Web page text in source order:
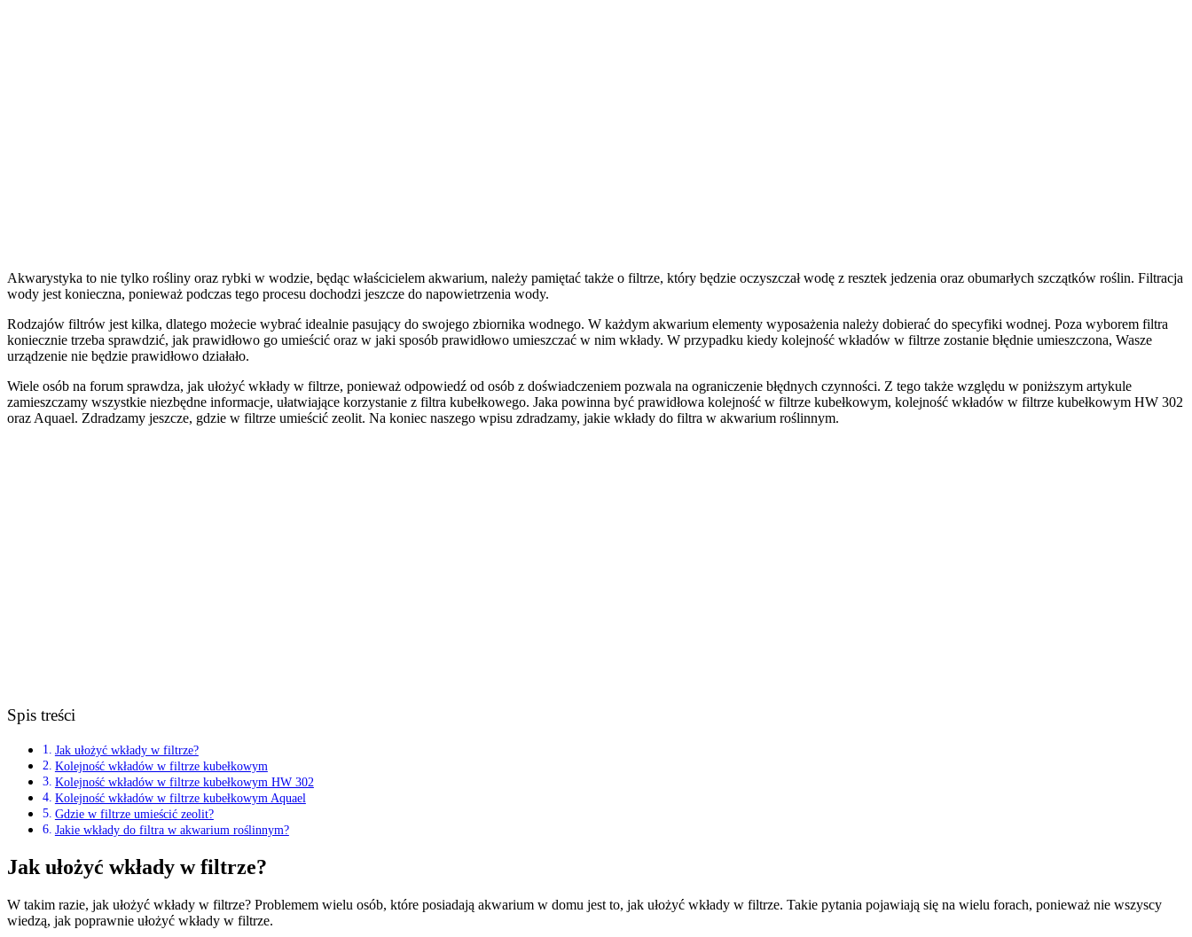
Akwarystyka to nie tylko rośliny oraz rybki w wodzie, będąc właścicielem akwarium, należy pamiętać także o filtrze, który będzie oczyszczał wodę z resztek jedzenia oraz obumarłych szczątków roślin. Filtracja
wody jest konieczna, ponieważ podczas tego procesu dochodzi jeszcze do napowietrzenia wody.
Rodzajów filtrów jest kilka, dlatego możecie wybrać idealnie pasujący do swojego zbiornika wodnego. W każdym akwarium elementy wyposażenia należy dobierać do specyfiki wodnej. Poza wyborem filtra
koniecznie trzeba sprawdzić, jak prawidłowo go umieścić oraz w jaki sposób prawidłowo umieszczać w nim wkłady. W przypadku kiedy kolejność wkładów w filtrze zostanie błędnie umieszczona, Wasze
urządzenie nie będzie prawidłowo działało.
Wiele osób na forum sprawdza, jak ułożyć wkłady w filtrze, ponieważ odpowiedź od osób z doświadczeniem pozwala na ograniczenie błędnych czynności. Z tego także względu w poniższym artykule
zamieszczamy wszystkie niezbędne informacje, ułatwiające korzystanie z filtra kubełkowego. Jaka powinna być prawidłowa kolejność w filtrze kubełkowym, kolejność wkładów w filtrze kubełkowym HW 302
oraz Aquael. Zdradzamy jeszcze, gdzie w filtrze umieścić zeolit. Na koniec naszego wpisu zdradzamy, jakie wkłady do filtra w akwarium roślinnym.
Spis treści
Jak ułożyć wkłady w filtrze?
Kolejność wkładów w filtrze kubełkowym
Kolejność wkładów w filtrze kubełkowym HW 302
Kolejność wkładów w filtrze kubełkowym Aquael
Gdzie w filtrze umieścić zeolit?
Jakie wkłady do filtra w akwarium roślinnym?
Jak ułożyć wkłady w filtrze?
W takim razie, jak ułożyć wkłady w filtrze? Problemem wielu osób, które posiadają akwarium w domu jest to, jak ułożyć wkłady w filtrze. Takie pytania pojawiają się na wielu forach, ponieważ nie wszyscy
wiedzą, jak poprawnie ułożyć wkłady w filtrze.